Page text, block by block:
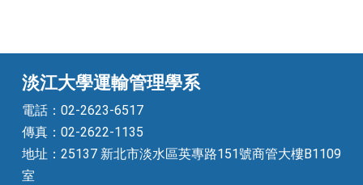
淡江大學運輸管理學系
電話：02-2623-6517
傳真：02-2622-1135
地址：25137 新北市淡水區英專路151號商管大樓B1109
室